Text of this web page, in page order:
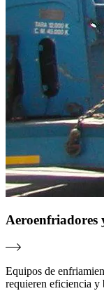
Aeroenfriadores
Equipos de
requieren eficiencia y